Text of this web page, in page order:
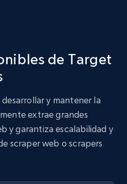
de Target
y mantener la
extrae grandes
y garantiza escalabilidad y
scraper web o scrapers